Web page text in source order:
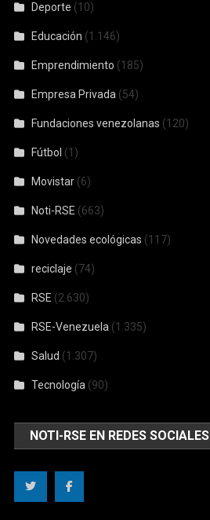
Deporte (10)
Educación (1.146)
Emprendimiento (185)
Empresa Privada (54)
Fundaciones venezolanas (120)
Fútbol (1)
Movistar (6)
Noti-RSE (663)
Novedades ecológicas (117)
reciclaje (74)
RSE (2.630)
RSE-Venezuela (1.335)
Salud (1.307)
Tecnología (90)
NOTI-RSE EN REDES SOCIALES